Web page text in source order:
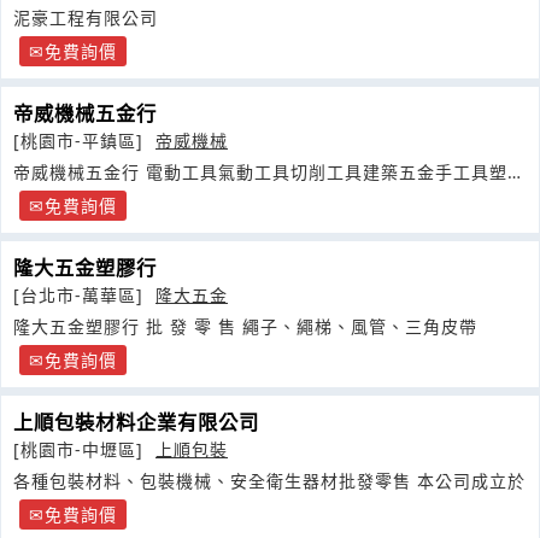
泥豪工程有限公司
免費詢價
帝威機械五金行
[桃園市-平鎮區]
帝威機械
帝威機械五金行 電動工具氣動工具切削工具建築五金手工具塑膠
類 免費詢價
隆大五金塑膠行
[台北市-萬華區]
隆大五金
隆大五金塑膠行 批 發 零 售 繩子、繩梯、風管、三角皮帶
免費詢價
上順包裝材料企業有限公司
[桃園市-中壢區]
上順包裝
各種包裝材料、包裝機械、安全衛生器材批發零售 本公司成立於
免費詢價